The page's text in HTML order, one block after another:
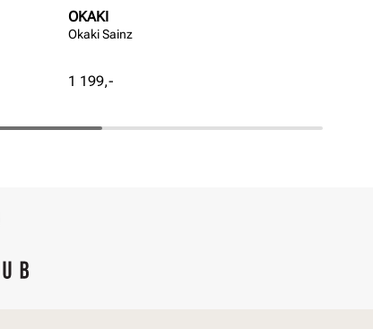
OKAKI
Okaki Sainz
Pris
1 199,-